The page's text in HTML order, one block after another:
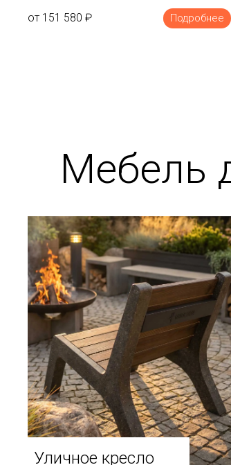
от 151 580 ₽ Подробнее
Мебель
Уличное кресло